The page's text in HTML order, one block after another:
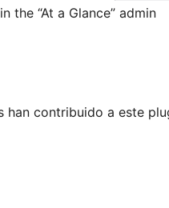
the “At a Glance” admin
han contribuido a este